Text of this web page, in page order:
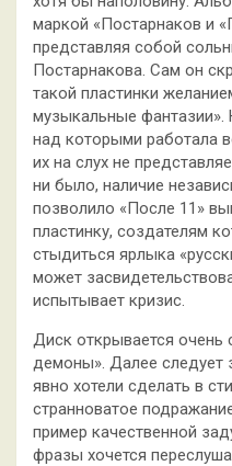
маркой «Постарнаков и
представляя собой
Постарнакова. Сам он
такой пластинки
музыкальные фантазии».
над которыми работала
их на слух не
ни было, наличие
позволило «После 11»
пластинку, создателям
стыдиться ярлыка
может
испытывает кризис.
Диск открывается очень
демоны». Далее следует
явно хотели сделать в
странноватое
пример качественной
фразы хочется